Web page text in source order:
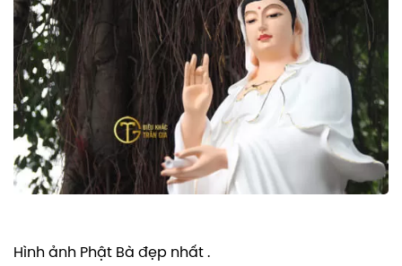
Hình ảnh Phật Bà đẹp nhất .